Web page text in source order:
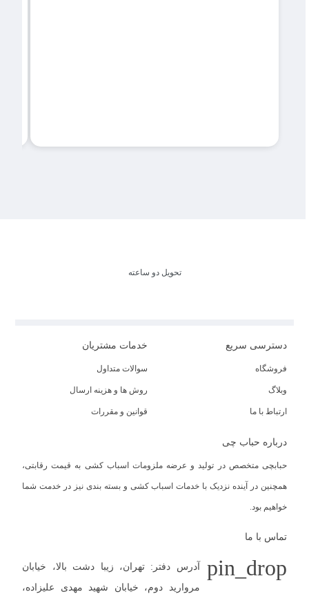
تحویل دو ساعته
دسترسی سریع
فروشگاه
وبلاگ
ارتباط با ما
خدمات مشتریان
سوالات متداول
روش ها و هزینه ارسال
قوانین و مقررات
درباره حباب چی
حبابچی متخصص در تولید و عرضه ملزومات اسباب کشی به قیمت رقابتی،
همچنین در آینده نزدیک با خدمات اسباب کشی و بسته بندی نیز در خدمت شما
خواهیم بود.
تماس با ما
pin_drop
آدرس دفتر: تهران، زیبا دشت بالا، خیابان
مروارید دوم، خیابان شهید مهدی علیزاده،